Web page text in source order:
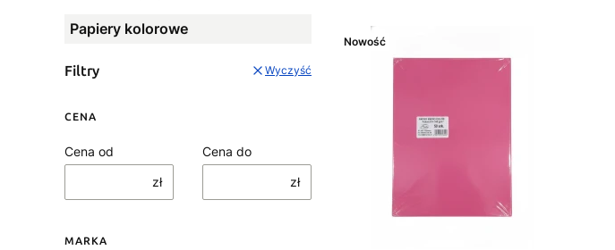
Papiery kolorowe
Filtry Wyczyść
CENA
Cena od
zł
Cena do
zł
MARKA
Nowość